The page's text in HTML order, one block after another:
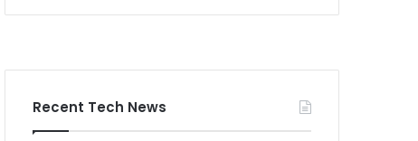
Recent Tech News